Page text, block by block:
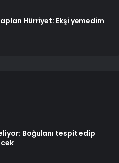
Hürriyet: Ekşi yemedim
Boğulanı tespit edip